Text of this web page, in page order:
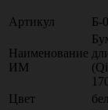
Артикул Б-
Наименование
ИМ
Цвет